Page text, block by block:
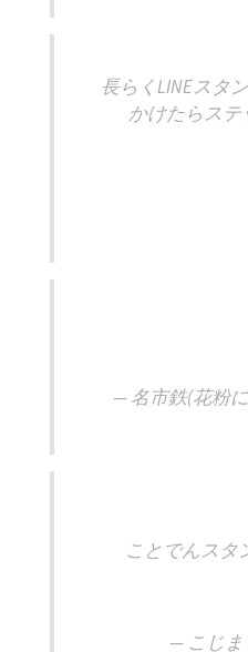
長らくLINEスタ
かけたらステ
— 名市鉄(花粉
ことでんスタ
— こじま